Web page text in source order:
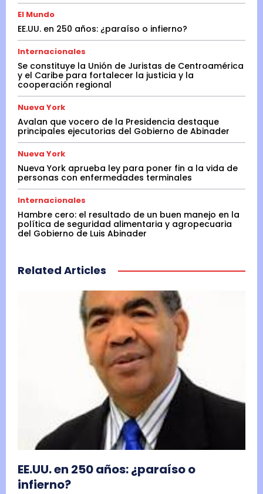
El Mundo
EE.UU. en 250 años: ¿paraíso o infierno?
Internacionales
Se constituye la Unión de Juristas de Centroamérica
y el Caribe para fortalecer la justicia y la
cooperación regional
Nueva York
Avalan que vocero de la Presidencia destaque
principales ejecutorias del Gobierno de Abinader
Nueva York
Nueva York aprueba ley para poner fin a la vida de
personas con enfermedades terminales
Internacionales
Hambre cero: el resultado de un buen manejo en la
política de seguridad alimentaria y agropecuaria
del Gobierno de Luis Abinader
Related Articles
EE.UU. en 250 años: ¿paraíso o
infierno?